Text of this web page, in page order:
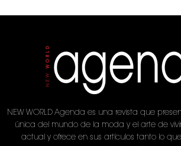
NEW WORLD Agenda es una revista que
única del mundo de la moda y el arte de
actual y ofrece en sus artículos tanto lo